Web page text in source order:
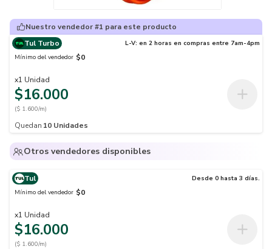
Nuestro vendedor #1 para este producto
Tul Turbo
L-V: en 2 horas en compras entre 7am-4pm
Mínimo del vendedor $0
x1 Unidad
$16.000
($ 1.600/m)
Quedan 10 Unidades
Otros vendedores disponibles
Tul
Desde 0 hasta 3 días.
Mínimo del vendedor $0
x1 Unidad
$16.000
($ 1.600/m)